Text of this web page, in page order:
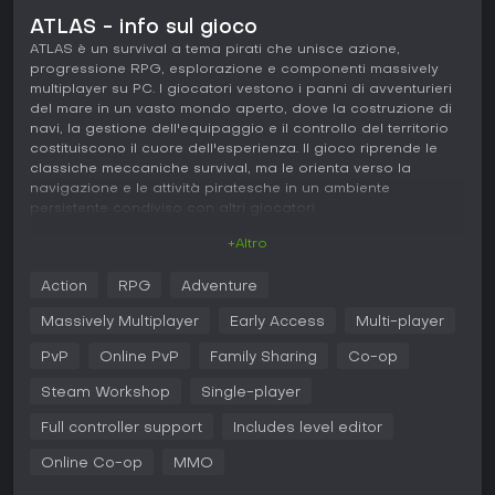
ATLAS - info sul gioco
ATLAS è un survival a tema pirati che unisce azione,
progressione RPG, esplorazione e componenti massively
multiplayer su PC. I giocatori vestono i panni di avventurieri
del mare in un vasto mondo aperto, dove la costruzione di
navi, la gestione dell'equipaggio e il controllo del territorio
costituiscono il cuore dell'esperienza. Il gioco riprende le
classiche meccaniche survival, ma le orienta verso la
navigazione e le attività piratesche in un ambiente
persistente condiviso con altri giocatori.
vascelli da guerra. Grazie a un sistema modulare è possibile
vele. Una volta in mare, si reclutano membri dell'equipaggio,
regolare le vele o supportare le attività a terra. Le risorse si
di espandere e migliorare le proprie imbarcazioni.
Lo sviluppo del personaggio offre ampie possibilità di
+Altro
Action RPG Adventure
Massively Multiplayer Early Access Multi-player
PvP Online PvP Family Sharing Co-op
Steam Workshop Single-player
Full controller support Includes level editor
Online Co-op MMO